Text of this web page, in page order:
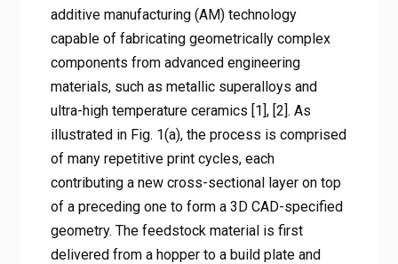
additive manufacturing (AM) technology
capable of fabricating geometrically complex
components from advanced engineering
materials, such as metallic superalloys and
ultra-high temperature ceramics [1], [2]. As
illustrated in Fig. 1(a), the process is comprised
of many repetitive print cycles, each
contributing a new cross-sectional layer on top
of a preceding one to form a 3D CAD-specified
geometry. The feedstock material is first
delivered from a hopper to a build plate and